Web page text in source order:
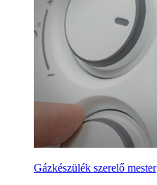
Gázkészülék szerelő mester